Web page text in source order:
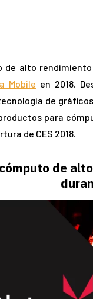
alto rendimiento
Mobile en 2018.
de
para
de CES 2018.
de